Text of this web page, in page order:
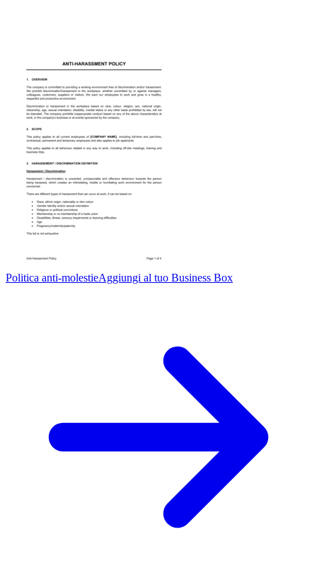
Politica anti-molestieAggiungi al tuo Business Box